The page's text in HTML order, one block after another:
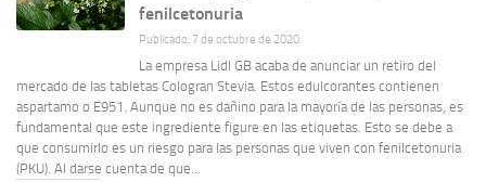
fenilcetonuria
Publicado: 7 de octubre de 2020
La empresa Lidl GB acaba de anunciar un retiro del
mercado de las tabletas Cologran Stevia. Estos edulcorantes contienen
aspartamo o E951. Aunque no es dañino para la mayoría de las personas, es
fundamental que este ingrediente figure en las etiquetas. Esto se debe a
que consumirlo es un riesgo para las personas que viven con fenilcetonuria
(PKU). Al darse cuenta de que...